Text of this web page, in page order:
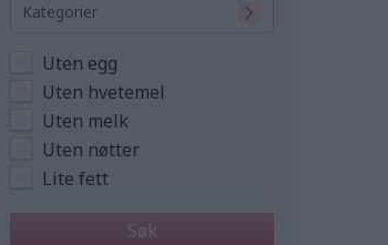
Kategorier
Uten egg
Uten hvetemel
Uten melk
Uten nøtter
Lite fett